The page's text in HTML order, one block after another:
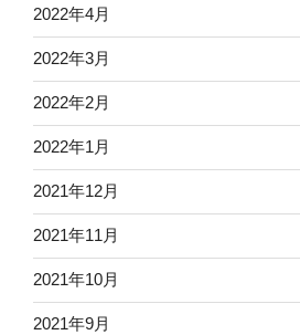
2022年4月
2022年3月
2022年2月
2022年1月
2021年12月
2021年11月
2021年10月
2021年9月